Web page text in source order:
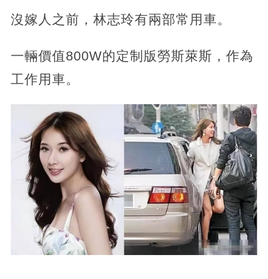
沒嫁人之前，林志玲有兩部常用車。
一輛價值800W的定制版勞斯萊斯，作為
工作用車。